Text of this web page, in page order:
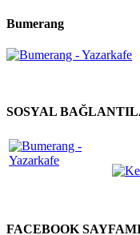
Bumerang
SOSYAL
FACEBOOK